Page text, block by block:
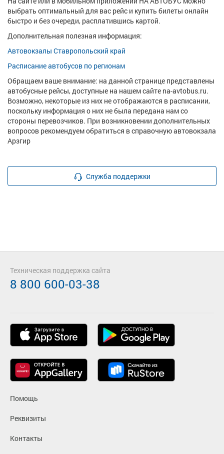
выбрать оптимальный для вас рейс и купить билеты онлайн
быстро и без очереди, расплатившись картой.
Дополнительная полезная информация:
Автовокзалы Ставропольский край
Расписание автобусов по регионам
Обращаем ваше внимание: на данной странице представлены
автобусные рейсы, доступные на нашем сайте na-avtobus.ru.
Возможно, некоторые из них не отображаются в расписании,
поскольку информация о них не была передана нам со
стороны перевозчиков. При возникновении дополнительных
вопросов рекомендуем обратиться в справочную автовокзала
Арзгир
Служба поддержки
Помощь
Реквизиты
Контакты
Техническая поддержка сайта
8 800 600-03-38